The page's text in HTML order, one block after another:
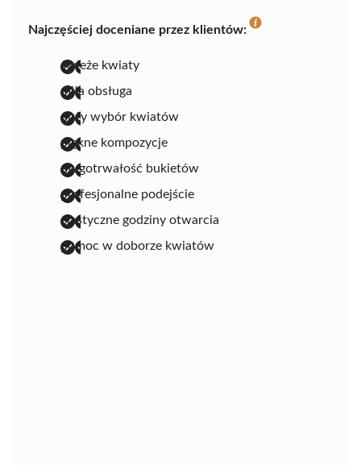
Najczęściej doceniane przez klientów:
świeże kwiaty
miła obsługa
duży wybór kwiatów
piękne kompozycje
długotrwałość bukietów
profesjonalne podejście
elastyczne godziny otwarcia
pomoc w doborze kwiatów